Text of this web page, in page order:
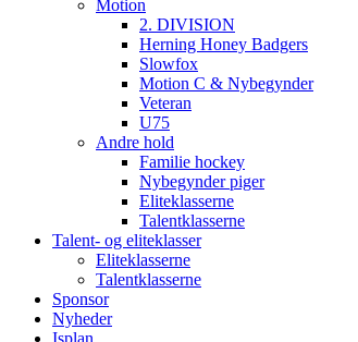
Motion
2. DIVISION
Herning Honey Badgers
Slowfox
Motion C & Nybegynder
Veteran
U75
Andre hold
Familie hockey
Nybegynder piger
Eliteklasserne
Talentklasserne
Talent- og eliteklasser
Eliteklasserne
Talentklasserne
Sponsor
Nyheder
Isplan